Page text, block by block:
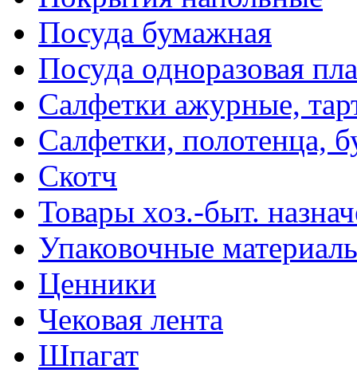
Посуда бумажная
Посуда одноразовая
Салфетки ажурные,
Салфетки, полотенца,
Скотч
Товары хоз.-быт.
Упаковочные
Ценники
Чековая лента
Шпагат